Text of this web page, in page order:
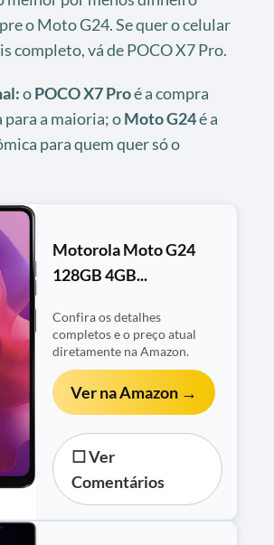
o Moto G24. Se quer o celular
completo, vá de POCO X7 Pro.
oPOCO X7 Proé a compra
para a maioria; oMoto G24é a
para quem quer só o
Motorola Moto G24
128GB 4GB...
Confira os detalhes
completos e o preço atual
diretamente na Amazon.
Ver na Amazon →
☐ Ver
Comentários